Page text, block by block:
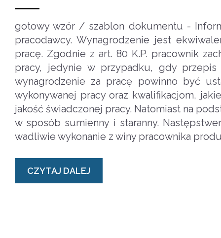
gotowy wzór / szablon dokumentu -
pracodawcy. Wynagrodzenie jest
pracę. Zgodnie z art. 80 K.P. pracownik
pracy, jedynie w przypadku, gdy przepis
wynagrodzenie za pracę powinno być
wykonywanej pracy oraz kwalifikacjom,
jakość świadczonej pracy. Natomiast na
w sposób sumienny i staranny.
wadliwie wykonanie z winy pracownika
CZYTAJ DALEJ